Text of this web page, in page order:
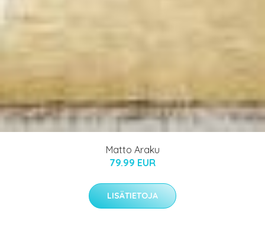
Matto Araku
79.99 EUR
LISÄTIETOJA